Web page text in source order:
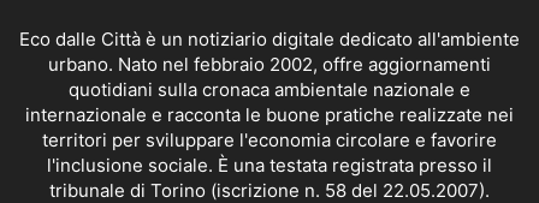
Eco dalle Città è un notiziario digitale dedicato all'ambiente
urbano. Nato nel febbraio 2002, offre aggiornamenti
quotidiani sulla cronaca ambientale nazionale e
internazionale e racconta le buone pratiche realizzate nei
territori per sviluppare l'economia circolare e favorire
l'inclusione sociale. È una testata registrata presso il
tribunale di Torino (iscrizione n. 58 del 22.05.2007).